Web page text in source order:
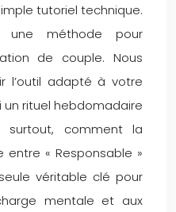
tutoriel technique.
une méthode pour
de couple. Nous
l’outil adapté à votre
un rituel hebdomadaire
comment la
« Responsable »
véritable clé pour
mentale et aux